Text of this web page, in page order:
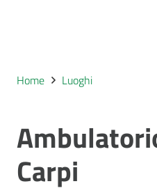
Home Luoghi
Carpi